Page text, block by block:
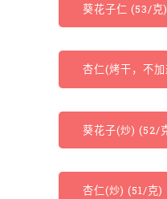
葵花子仁 (53/克)
杏仁(烤干，不
葵花子(炒) (52/
杏仁(炒) (51/克)